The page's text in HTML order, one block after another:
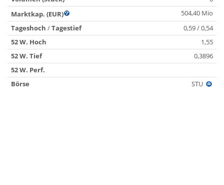
Marktkap. (EUR)
504,40 Mio
Tageshoch /Tagestief
0,59 / 0,54
52 W. Hoch
1,55
52 W. Tief
0,3896
52 W. Perf.
Börse
STU